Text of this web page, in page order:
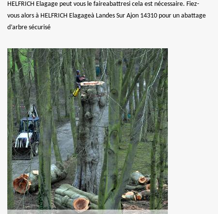
HELFRICH Elagage peut vous le faireabattresi cela est nécessaire. Fiez-
vous alors à HELFRICH Elagageà Landes Sur Ajon 14310 pour un abattage
d’arbre sécurisé